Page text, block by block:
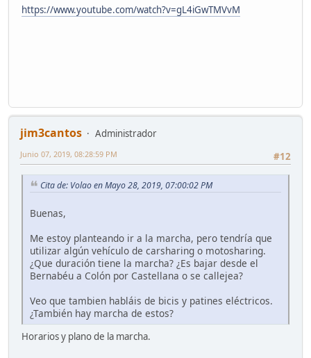
https://www.youtube.com/watch?v=gL4iGwTMVvM
jim3cantos
Administrador
#12
Junio 07, 2019, 08:28:59 PM
Cita de: Volao en Mayo 28, 2019, 07:00:02 PM
Buenas,
Me estoy planteando ir a la marcha, pero tendría que
utilizar algún vehículo de carsharing o motosharing.
¿Que duración tiene la marcha? ¿Es bajar desde el
Bernabéu a Colón por Castellana o se callejea?
Veo que tambien habláis de bicis y patines eléctricos.
¿También hay marcha de estos?
Horarios y plano de la marcha.